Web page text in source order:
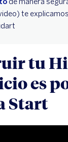
te
tu
es
Start